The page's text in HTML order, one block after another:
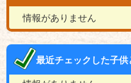
情報がありません
最近チェックした子供